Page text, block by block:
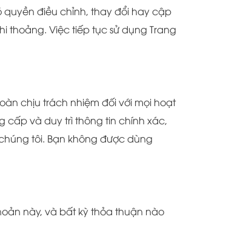
quyền điều chỉnh, thay đổi hay cập
thoảng. Việc tiếp tục sử dụng Trang
chịu trách nhiệm đối với mọi hoạt
cấp và duy trì thông tin chính xác,
tôi. Bạn không được dùng
này, và bất kỳ thỏa thuận nào